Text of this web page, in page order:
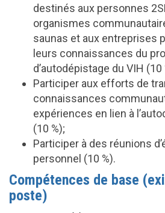
destinés aux personnes
organismes
saunas et aux entreprises
leurs connaissances du
d’autodépistage du VIH (10
Participer aux efforts de
connaissances
expériences en lien à
(10 %);
Participer à des réunions
personnel (10 %).
Compétences de base
poste)